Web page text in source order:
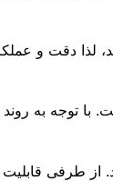
لذا دقت و
با توجه به
متر عمق و بیشتر امکان کاوش